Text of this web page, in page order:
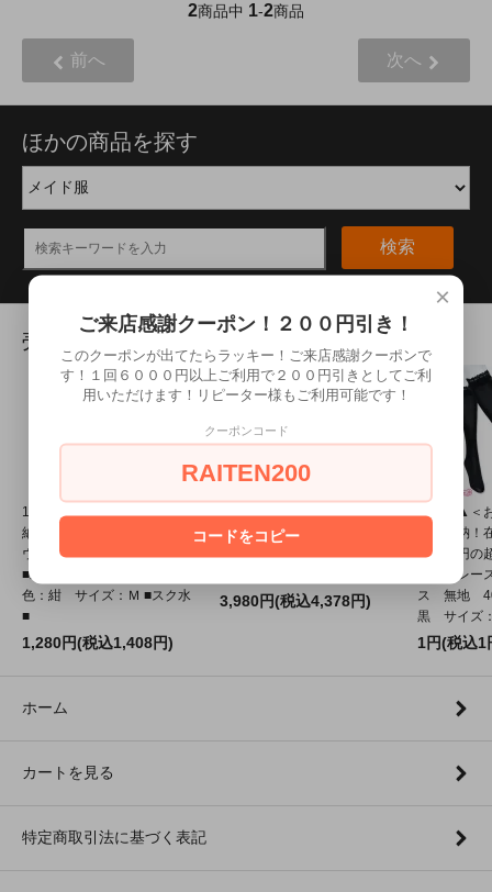
2商品中 1-2商品
前へ 次へ
ほかの商品を探す
検索
売れ筋商品
1237E■M●送料無料●＜即
納！特価！在庫限り！＞【ア
ウトレット品】 スクール水着
■二本ライン入り(旧スク)
色：紺 サイズ：Ｍ ■スク水
■
1,280円(税込1,408円)
1110E★MB●送料無料●＜即
納！在庫限り！＞【B品】 マ
リーロングメイド サイズ：
3,980円(税込4,378円)
1265A▲＜
り！即納！
キチ１円の
イロンレー
ス 無地
黒 サイズ
1円(税込1
ホーム
カートを見る
特定商取引法に基づく表記
×
ご来店感謝クーポン！２００円引き！
このクーポンが出てたらラッキー！ご来店感謝クーポンで
す！１回６０００円以上ご利用で２００円引きとしてご利
用いただけます！リピーター様もご利用可能です！
クーポンコード
RAITEN200
コードをコピー